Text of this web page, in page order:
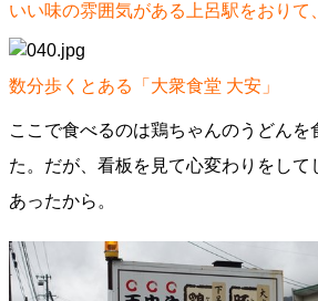
いい味の雰囲気がある上呂駅をおりて、
数分歩くとある「大衆食堂 大安」
ここで食べるのは鶏ちゃんのうどんを
た。だが、看板を見て心変わりをして
あったから。